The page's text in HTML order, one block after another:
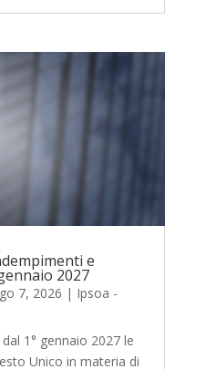
e
2027
7, 2026 | Ipsoa -
1° gennaio 2027 le
Unico in materia di